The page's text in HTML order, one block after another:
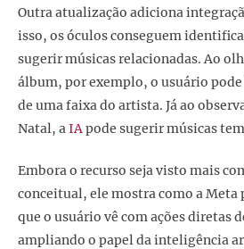
Outra atualização adiciona
isso, os óculos conseguem
sugerir músicas relacionadas. Ao
álbum, por exemplo, o usuário
de uma faixa do artista. Já ao
Natal, aIApode sugerir músicas
Embora o recurso seja visto mais
conceitual, ele mostra como a Meta
que o usuário vê com ações diretas
ampliando o papel da inteligência